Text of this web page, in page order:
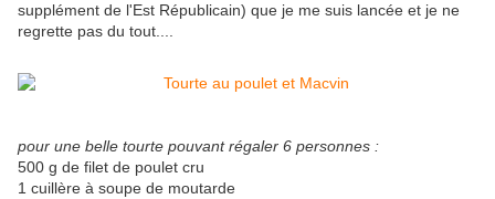
supplément de l'Est Républicain) que je me suis lancée et je ne
regrette pas du tout....
pour une belle tourte pouvant régaler 6 personnes :
500 g de filet de poulet cru
1 cuillère à soupe de moutarde